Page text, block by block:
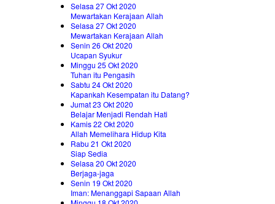
Selasa 27 Okt 2020
Mewartakan Kerajaan Allah
Selasa 27 Okt 2020
Mewartakan Kerajaan Allah
Senin 26 Okt 2020
Ucapan Syukur
Minggu 25 Okt 2020
Tuhan itu Pengasih
Sabtu 24 Okt 2020
Kapankah Kesempatan itu Datang?
Jumat 23 Okt 2020
Belajar Menjadi Rendah Hati
Kamis 22 Okt 2020
Allah Memelihara Hidup Kita
Rabu 21 Okt 2020
Siap Sedia
Selasa 20 Okt 2020
Berjaga-jaga
Senin 19 Okt 2020
Iman: Menanggapi Sapaan Allah